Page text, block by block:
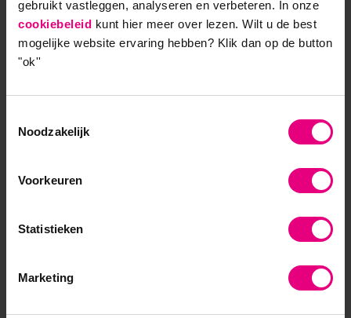
gebruikt vastleggen, analyseren en verbeteren. In onze
cookiebeleid kunt hier meer over lezen. Wilt u de best
mogelijke website ervaring hebben? Klik dan op de button
"ok''
Noodzakelijk
Voorkeuren
Statistieken
Marketing
een speciale editie van de Summercourse
Verandermanagement organiseren? Ik ben benieuwd hoe
jullie daar tegenaan kijken. Ideeën en suggesties zijn
21852092.